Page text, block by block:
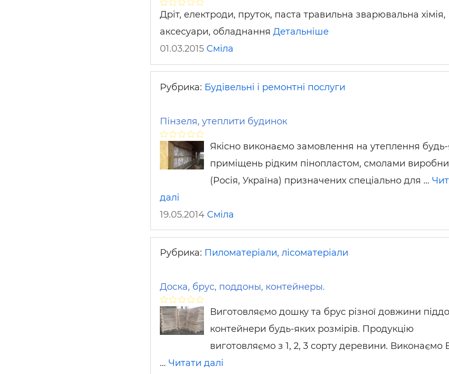
Дріт, електроди, пруток, паста травильна зварювальна хімія,
аксесуари, обладнання Детальніше
01.03.2015 Сміла
Рубрика: Будівельні і ремонтні послуги
Пінзеля, утеплити будинок
Якісно виконаємо замовлення на утеплення
приміщень рідким пінопластом, смолами
(Росія, Україна) призначених спеціально для …
далі
19.05.2014 Сміла
Рубрика: Пиломатеріали, лісоматеріали
Доска, брус, поддоны, контейнеры.
Виготовляємо дошку та брус різної довжини
контейнери будь-яких розмірів. Продукцію
виготовляємо з 1, 2, 3 сорту деревини. Виконаємо
… Читати далі